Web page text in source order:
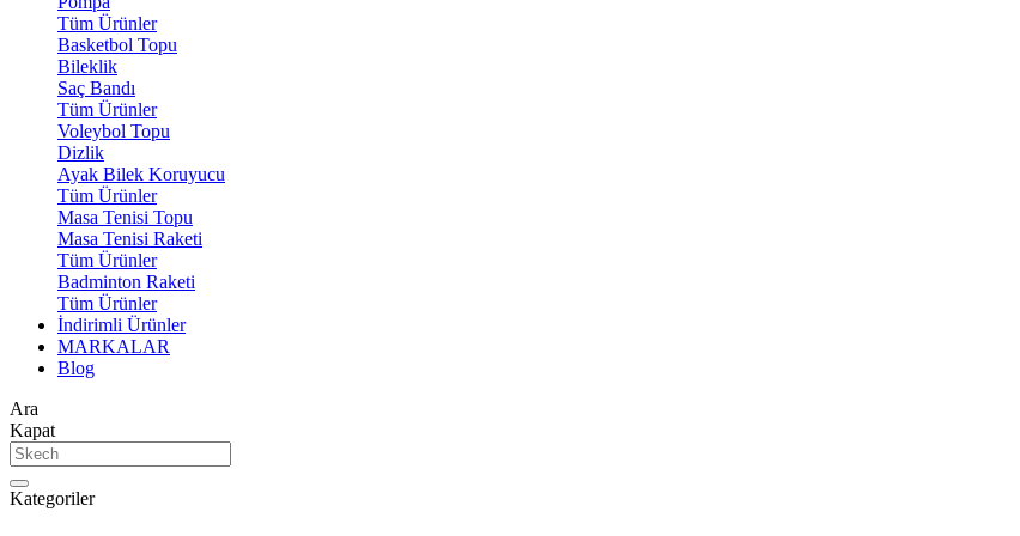
Tüm Ürünler
Basketbol Topu
Bileklik
Saç Bandı
Tüm Ürünler
Voleybol Topu
Dizlik
Ayak Bilek Koruyucu
Tüm Ürünler
Masa Tenisi Topu
Masa Tenisi Raketi
Tüm Ürünler
Badminton Raketi
Tüm Ürünler
İndirimli Ürünler
MARKALAR
Blog
Ara
Kapat
Kategoriler